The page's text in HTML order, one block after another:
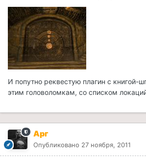
И попутно реквестую плагин с книгой-
этим головоломкам, со списком
Арг
Опубликовано 27 ноября, 2011